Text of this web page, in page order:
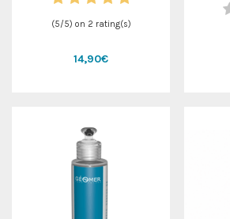
(5/5) on 2 rating(s)
14,90€